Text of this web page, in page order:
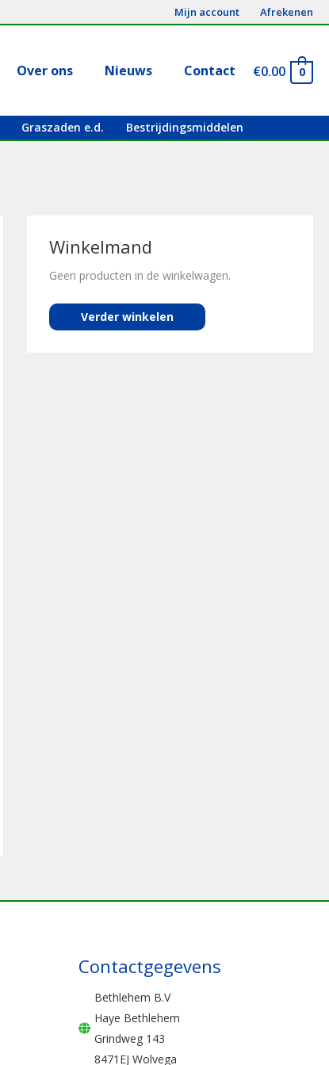
Mijn account Afrekenen
Over ons Nieuws Contact €0.00 0
Graszaden e.d. Bestrijdingsmiddelen
Winkelmand
Geen producten in de winkelwagen.
Verder winkelen
Contactgegevens
Bethlehem B.V
Haye Bethlehem
Grindweg 143
8471EJ Wolvega